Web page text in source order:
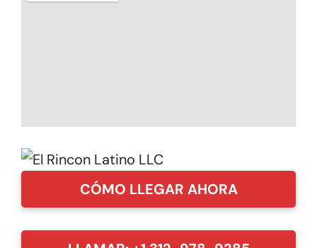
CÓMO LLEGAR AHORA